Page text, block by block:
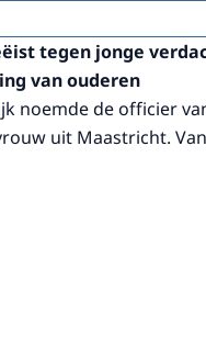
tegen jonge
van ouderen
noemde de officier
uit Maastricht.